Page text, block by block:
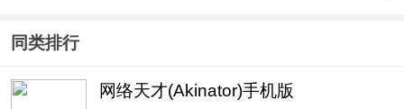
同类排行
网络天才(Akinator)手机版